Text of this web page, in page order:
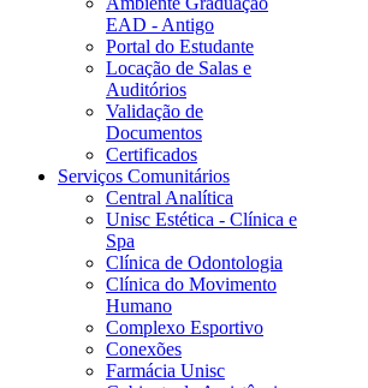
EAD - Antigo
Portal do Estudante
Locação de Salas e
Auditórios
Validação de
Documentos
Certificados
Serviços Comunitários
Central Analítica
Unisc Estética - Clínica e
Spa
Clínica de Odontologia
Clínica do Movimento
Humano
Complexo Esportivo
Conexões
Farmácia Unisc